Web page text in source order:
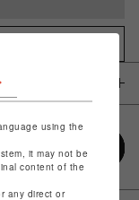
using the
it may not be
content of the
any direct or